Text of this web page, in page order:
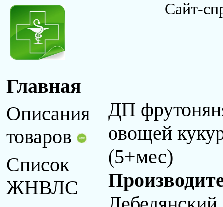
Сайт-
Главная
Описания
товаров
Список
ЖНВЛС
ДП
овощей
(5+мес)